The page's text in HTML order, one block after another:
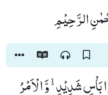
الرَّحِیْمِ
بَاْسٍ شَدِیْدٍ ﳔ وَّ الْاَمْرُ